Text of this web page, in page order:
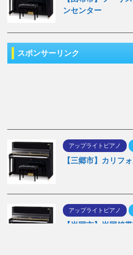
ンセンター
スポンサーリンク
アップライトピアノ
【三郷市】カリフ
アップライトピアノ
【岩国市】岩国錦